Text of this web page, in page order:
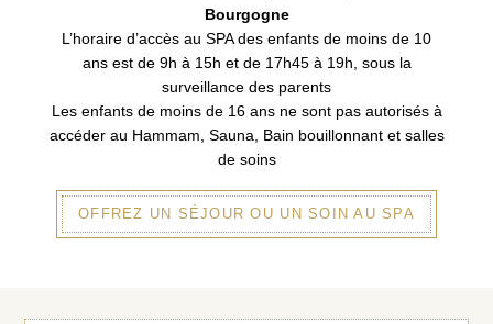
Bourgogne
L’horaire d’accès au SPA des enfants de moins de 10
ans est de 9h à 15h et de 17h45 à 19h, sous la
surveillance des parents
Les enfants de moins de 16 ans ne sont pas autorisés à
accéder au Hammam, Sauna, Bain bouillonnant et salles
de soins
OFFREZ UN SÉJOUR OU UN SOIN AU SPA